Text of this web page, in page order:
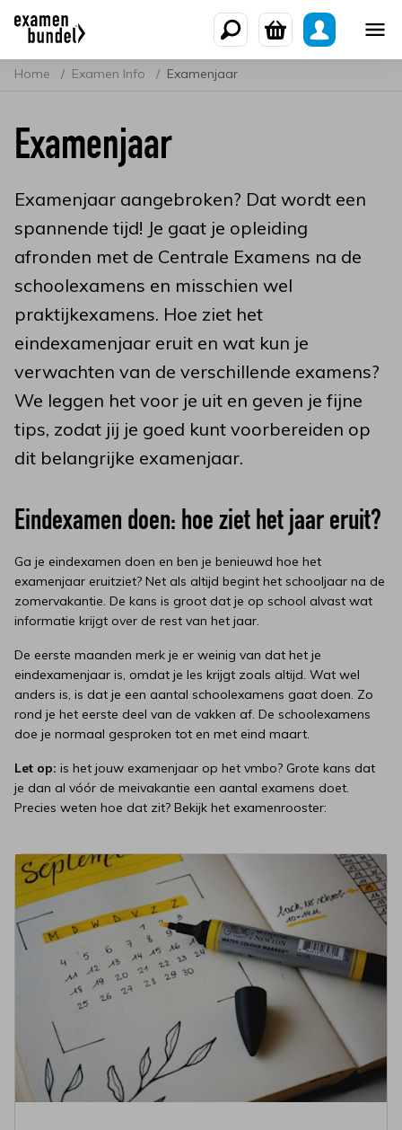
Home Examen Info Examenjaar
Examenjaar
Examenjaar aangebroken? Dat wordt een
spannende tijd! Je gaat je opleiding
afronden met de Centrale Examens na de
schoolexamens en misschien wel
praktijkexamens. Hoe ziet het
eindexamenjaar eruit en wat kun je
verwachten van de verschillende examens?
We leggen het voor je uit en geven je fijne
tips, zodat jij je goed kunt voorbereiden op
dit belangrijke examenjaar.
Eindexamen doen: hoe ziet het jaar eruit?
Ga je eindexamen doen en ben je benieuwd hoe het
examenjaar eruitziet? Net als altijd begint het schooljaar na de
zomervakantie. De kans is groot dat je op school alvast wat
informatie krijgt over de rest van het jaar.
De eerste maanden merk je er weinig van dat het je
eindexamenjaar is, omdat je les krijgt zoals altijd. Wat wel
anders is, is dat je een aantal schoolexamens gaat doen. Zo
rond je het eerste deel van de vakken af. De schoolexamens
doe je normaal gesproken tot en met eind maart.
Let op: is het jouw examenjaar op het vmbo? Grote kans dat
je dan al vóór de meivakantie een aantal examens doet.
Precies weten hoe dat zit? Bekijk het examenrooster: